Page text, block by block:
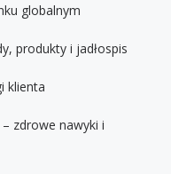
globalnym
produkty i jadłospis
klienta
zdrowe nawyki i